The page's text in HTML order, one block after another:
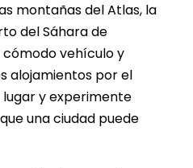
montañas del Atlas, la
del Sáhara de
cómodo vehículo y
alojamientos por el
y experimente
una ciudad puede